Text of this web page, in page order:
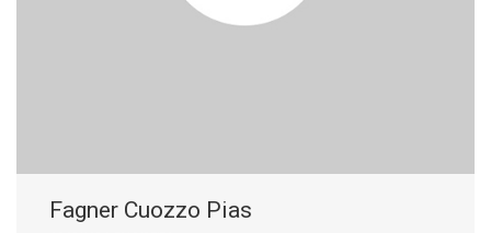
Fagner Cuozzo Pias